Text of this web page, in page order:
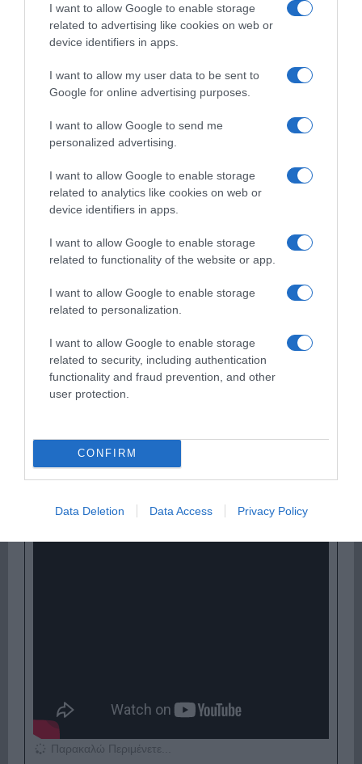
I want to allow Google to enable storage
related to advertising like cookies on web or
device identifiers in apps.
I want to allow my user data to be sent to
Google for online advertising purposes.
I want to allow Google to send me
personalized advertising.
I want to allow Google to enable storage
related to analytics like cookies on web or
device identifiers in apps.
I want to allow Google to enable storage
related to functionality of the website or app.
I want to allow Google to enable storage
related to personalization.
I want to allow Google to enable storage
related to security, including authentication
functionality and fraud prevention, and other
user protection.
CONFIRM
Data Deletion Data Access Privacy Policy
ΛΟΓΑΡΙΑΣΜΟΣ - ΛΙΟΛΙΟΥ ΚΑΤΕΡΙΝΑ
Παρακαλώ Περιμένετε...
ΔΕΥΤΕΡΑ – ΡΕΜΟΣ ΑΝΤΩΝΗΣ
Παρακαλώ Περιμένετε...
ΕΞΑΙΡΕΣΗ – ΒΙΣΣΗ ΑΝΝΑ
Παρακαλώ Περιμένετε...